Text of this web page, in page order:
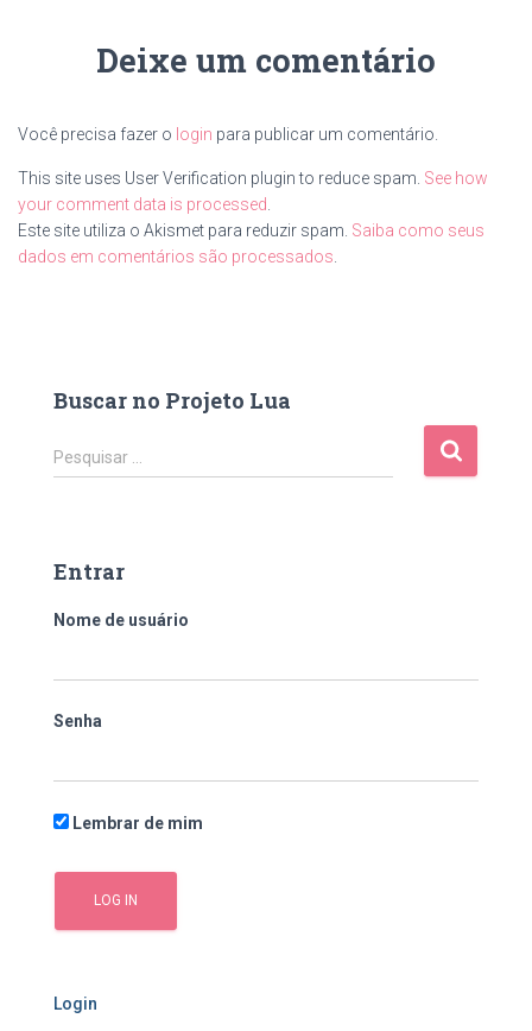
Deixe um comentário
Você precisa fazer o login para publicar um comentário.
This site uses User Verification plugin to reduce spam. See how
your comment data is processed.
Este site utiliza o Akismet para reduzir spam. Saiba como seus
dados em comentários são processados.
Buscar no Projeto Lua
Pesquisar …
Entrar
Nome de usuário
Senha
Lembrar de mim
Login